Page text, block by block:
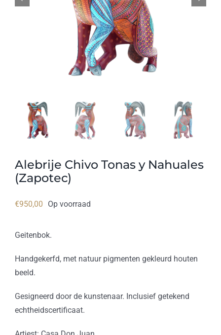
Alebrije Chivo Tonas y Nahuales
(Zapotec)
€950,00 Op voorraad
Geitenbok.
Handgekerfd, met natuur pigmenten gekleurd houten
beeld.
Gesigneerd door de kunstenaar. Inclusief getekend
echtheidscertificaat.